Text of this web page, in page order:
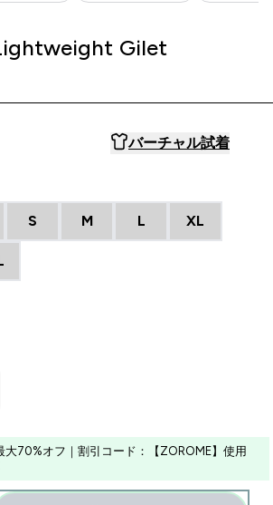
Gilet
バーチャル試着
S M L XL
大70%オフ｜割引コード：【ZOROME】使用
price